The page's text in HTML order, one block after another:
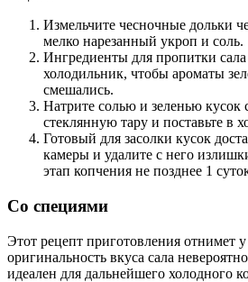
Измельчите чесночные дольки
мелко нарезанный укроп и соль.
Ингредиенты для пропитки сала
холодильник, чтобы ароматы
смешались.
Натрите солью и зеленью кусок
стеклянную тару и поставьте в
Готовый для засолки кусок
камеры и удалите с него
этап копчения не позднее 1
Со специями
Этот рецепт приготовления отнимет у
оригинальность вкуса сала
идеален для дальнейшего холодного